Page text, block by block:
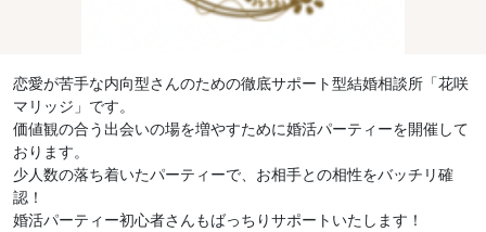
恋愛が苦手な内向型さんのための徹底サポート型結婚相談所「花咲
マリッジ」です。
価値観の合う出会いの場を増やすために婚活パーティーを開催して
おります。
少人数の落ち着いたパーティーで、お相手との相性をバッチリ確
認！
婚活パーティー初心者さんもばっちりサポートいたします！